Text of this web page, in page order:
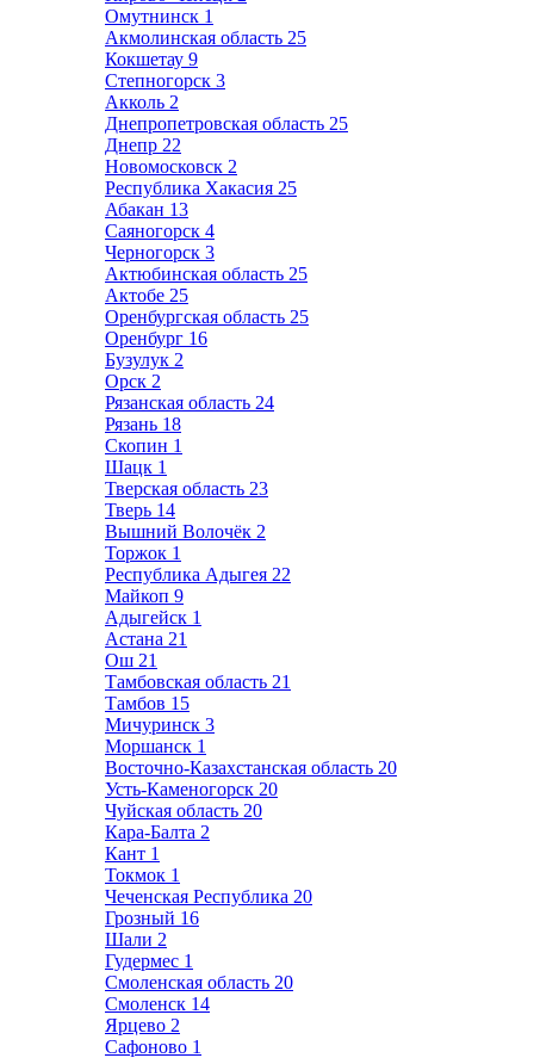
Омутнинск 1
Акмолинская область 25
Кокшетау 9
Степногорск 3
Акколь 2
Днепропетровская область 25
Днепр 22
Новомосковск 2
Республика Хакасия 25
Абакан 13
Саяногорск 4
Черногорск 3
Актюбинская область 25
Актобе 25
Оренбургская область 25
Оренбург 16
Бузулук 2
Орск 2
Рязанская область 24
Рязань 18
Скопин 1
Шацк 1
Тверская область 23
Тверь 14
Вышний Волочёк 2
Торжок 1
Республика Адыгея 22
Майкоп 9
Адыгейск 1
Астана 21
Ош 21
Тамбовская область 21
Тамбов 15
Мичуринск 3
Моршанск 1
Восточно-Казахстанская область 20
Усть-Каменогорск 20
Чуйская область 20
Кара-Балта 2
Кант 1
Токмок 1
Чеченская Республика 20
Грозный 16
Шали 2
Гудермес 1
Смоленская область 20
Смоленск 14
Ярцево 2
Сафоново 1